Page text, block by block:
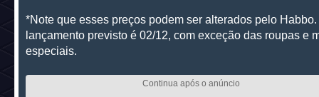
*Note que esses preços podem ser alterados pelo Habbo.
lançamento previsto é 02/12, com exceção das roupas e
especiais.